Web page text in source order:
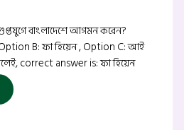
বাংলাদেশে আগমন করেন?
B: ফা হিয়েন , Option C: আই
correct answer is: ফা হিয়েন